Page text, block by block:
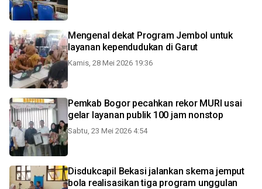
Mengenal dekat Program Jembol untuk
layanan kependudukan di Garut
Kamis, 28 Mei 2026 19:36
Pemkab Bogor pecahkan rekor MURI usai
gelar layanan publik 100 jam nonstop
Sabtu, 23 Mei 2026 4:54
Disdukcapil Bekasi jalankan skema jemput
bola realisasikan tiga program unggulan